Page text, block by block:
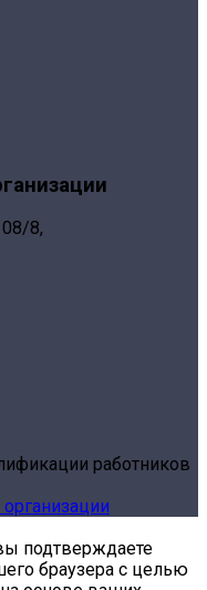
8,
работников
подтверждаете
браузера с целью